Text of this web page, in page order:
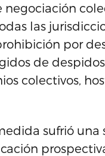
las
por
de
colectivos,
sufrió una